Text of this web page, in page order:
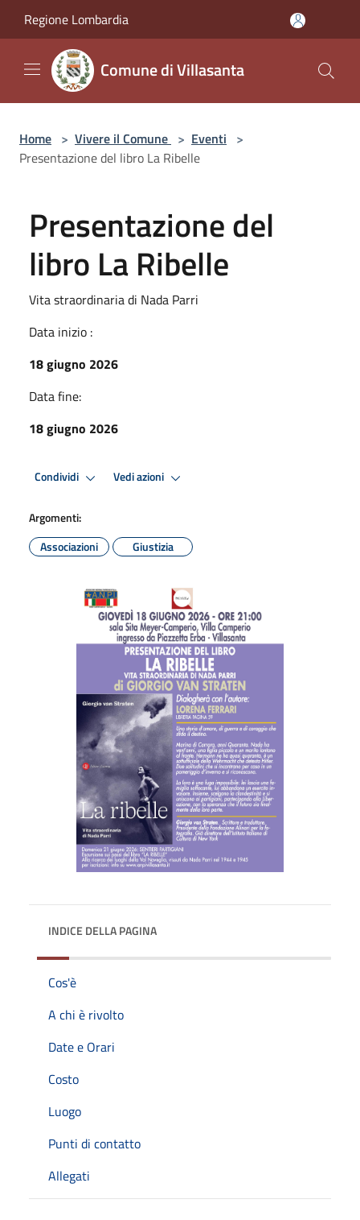
Regione Lombardia
Comune di Villasanta
Home > Vivere il Comune > Eventi >
Presentazione del libro La Ribelle
Presentazione del
libro La Ribelle
Vita straordinaria di Nada Parri
Data inizio :
18 giugno 2026
Data fine:
18 giugno 2026
Condividi Vedi azioni
Argomenti:
Associazioni
Giustizia
INDICE DELLA PAGINA
Cos'è
A chi è rivolto
Date e Orari
Costo
Luogo
Punti di contatto
Allegati